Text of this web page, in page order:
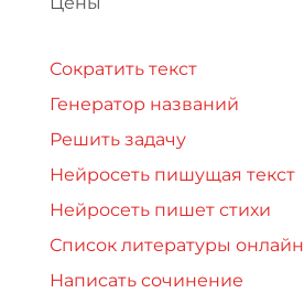
Сократить текст
Генератор названий
Решить задачу
Нейросеть пишущая текст
Нейросеть пишет стихи
Список литературы онлайн
Написать сочинение